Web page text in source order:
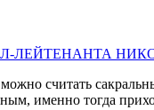
считать
именно тогда